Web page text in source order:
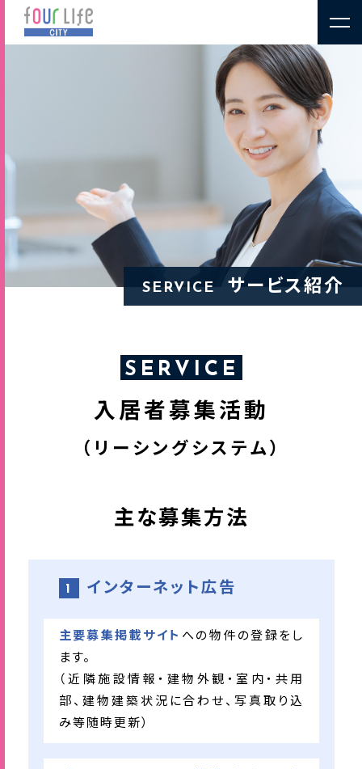
SERVICE サービス紹介
SERVICE
入居者募集活動
（リーシングシステム）
主な募集方法
1 インターネット広告
主要募集掲載サイト への物件の登録をし
ます。
（近隣施設情報・建物外観・室内・共用
部、建物建築状況に合わせ、写真取り込
み等随時更新）